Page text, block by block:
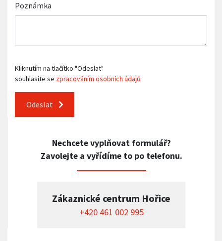
Poznámka
Kliknutím na tlačítko "Odeslat"
souhlasíte se zpracováním osobních údajů
Odeslat
Nechcete vyplňovat formulář?
Zavolejte a vyřídíme to po telefonu.
Zákaznické centrum Hořice
+420 461 002 995